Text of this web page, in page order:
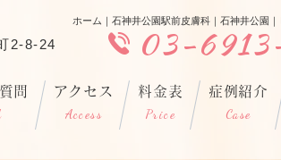
ホーム｜石神井公園駅前皮膚科｜石神井公園
2-8-24 03-
問 アクセス
Access
料金表
Price
症例紹介
Case